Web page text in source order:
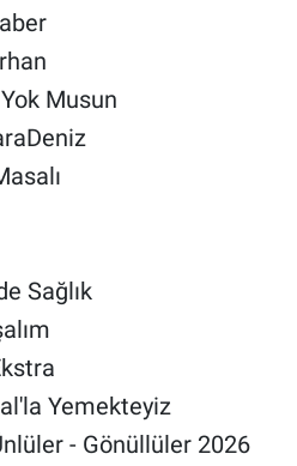
Musun
Sağlık
Yemekteyiz
- Gönüllüler 2026